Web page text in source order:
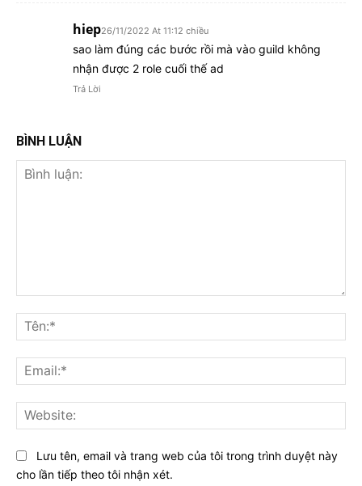
hiep26/11/2022 At 11:12 chiều
sao làm đúng các bước rồi mà vào guild không
nhận được 2 role cuối thế ad
Trả Lời
BÌNH LUẬN
luận:
Lưu tên, email và trang web của tôi trong trình duyệt này
cho lần tiếp theo tôi nhận xét.